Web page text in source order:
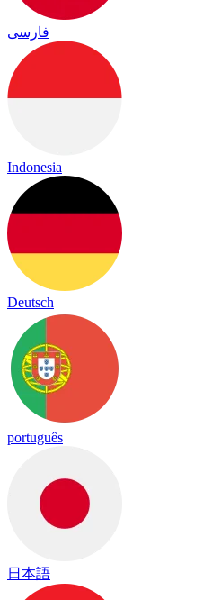
فارسی
Indonesia
Deutsch
português
日本語